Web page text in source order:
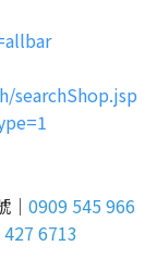
searchShop.jsp
0909 545 966
6713